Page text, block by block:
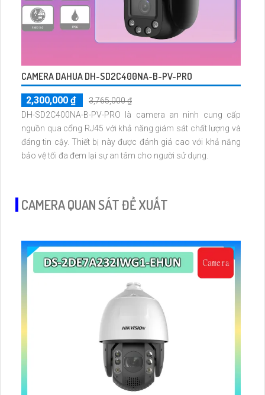
CAMERA DAHUA DH-SD2C400NA-B-PV-PRO
2,300,000 ₫
3,765,000 ₫
DH-SD2C400NA-B-PV-PRO là camera an ninh cung cấp
nguồn qua cổng RJ45 với khả năng giám sát chất lượng và
đáng tin cậy. Thiết bị này được đánh giá cao với khả năng
bảo vệ tối đa đem lại sự an tâm cho người sử dụng.
CAMERA QUAN SÁT ĐỀ XUẤT